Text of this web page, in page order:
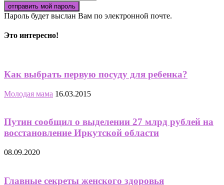
Пароль будет выслан Вам по электронной почте.
Это интересно!
Как выбрать первую посуду для ребенка?
Молодая мама 16.03.2015
Путин сообщил о выделении 27 млрд рублей на
восстановление Иркутской области
08.09.2020
Главные секреты женского здоровья